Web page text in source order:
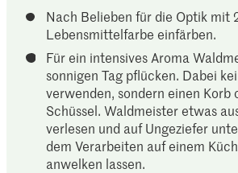
Nach Belieben für die Optik mit
Lebensmittelfarbe einfärben.
Für ein intensives Aroma
sonnigen Tag pflücken. Dabei
verwenden, sondern einen Korb
Schüssel. Waldmeister etwas
verlesen und auf Ungeziefer
dem Verarbeiten auf einem
anwelken lassen.